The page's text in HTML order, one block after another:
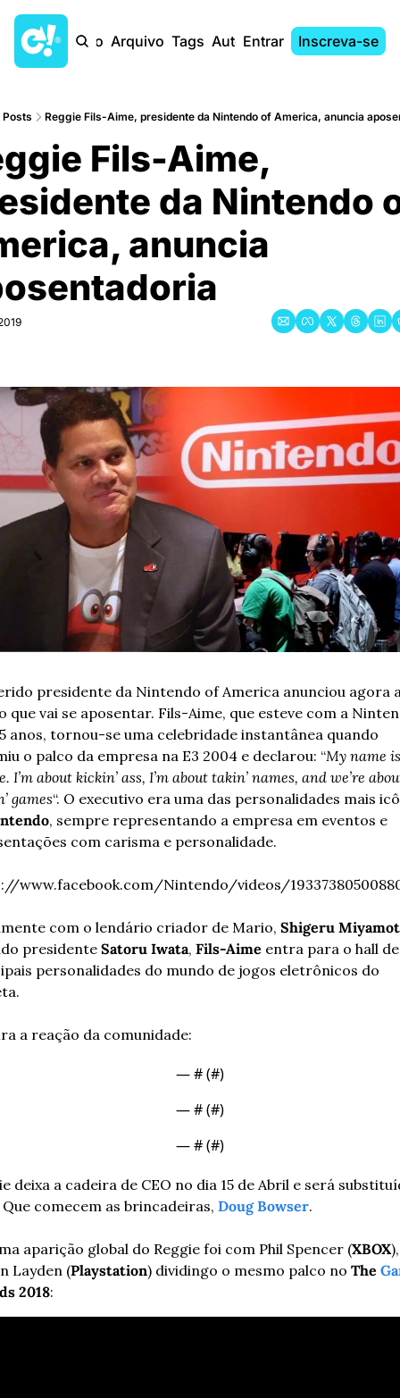
Início Arquivo Tags AutoresEntrar Inscreva-se
Posts Reggie Fils-Aime, presidente da Nintendo of America, anuncia
Fils-Aime,
da Nintendo
anuncia
presidente da Nintendo of America anunciou agora
que vai se aposentar. Fils-Aime, que esteve com a
anos, tornou-se uma celebridade instantânea quando
o palco da empresa na E3 2004 e declarou: “My name is
I’m about kickin’ ass, I’m about takin’ names, and we’re
games“. O executivo era uma das personalidades mais
, sempre representando a empresa em eventos e
com carisma e personalidade.
www.facebook.com/Nintendo/videos/
com o lendário criador de Mario, Shigeru
presidente Satoru Iwata, Fils-Aime entra para o hall de
personalidades do mundo de jogos eletrônicos do
a reação da comunidade:
— # (#)
— # (#)
— # (#)
deixa a cadeira de CEO no dia 15 de Abril e será
comecem as brincadeiras, Doug Bowser.
aparição global do Reggie foi com Phil Spencer (XBOX
Layden (Playstation) dividingo o mesmo palco no The
2018: